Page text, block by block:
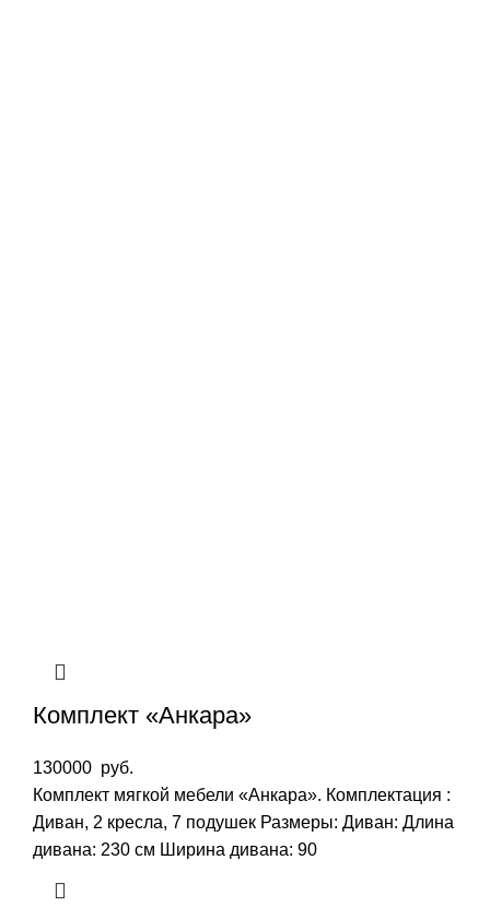
Комплект «Анкара»
130000 руб.
Комплект мягкой мебели «Анкара». Комплектация :
Диван, 2 кресла, 7 подушек Размеры: Диван: Длина
дивана: 230 см Ширина дивана: 90